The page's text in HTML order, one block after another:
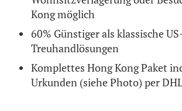
Kong möglich
60% Günstiger als klassische
Treuhandlösungen
Komplettes Hong Kong Paket
Urkunden (siehe Photo) per